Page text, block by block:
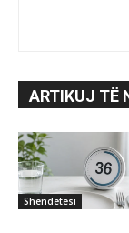
ARTIKUJ TË
Shëndetësi